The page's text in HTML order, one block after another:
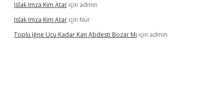
Islak Imza Kim Atar için admin
Islak Imza Kim Atar için Nur
Toplu Iğne Ucu Kadar Kan Abdesti Bozar Mı için admin